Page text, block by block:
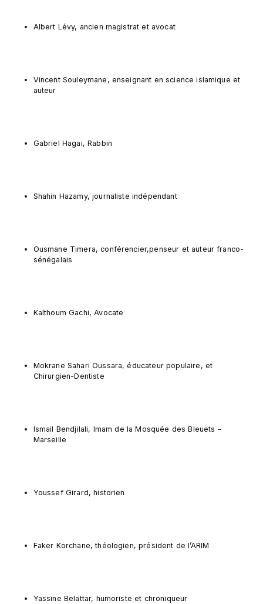
Albert Lévy, ancien magistrat et avocat
Vincent Souleymane, enseignant en science islamique et
auteur
Gabriel Hagai, Rabbin
Shahin Hazamy, journaliste indépendant
Ousmane Timera, conférencier,penseur et auteur franco-
sénégalais
Kalthoum Gachi, Avocate
Mokrane Sahari Oussara, éducateur populaire, et
Chirurgien-Dentiste
Ismail Bendjilali, Imam de la Mosquée des Bleuets –
Marseille
Youssef Girard, historien
Faker Korchane, théologien, président de l’ARIM
Yassine Belattar, humoriste et chroniqueur